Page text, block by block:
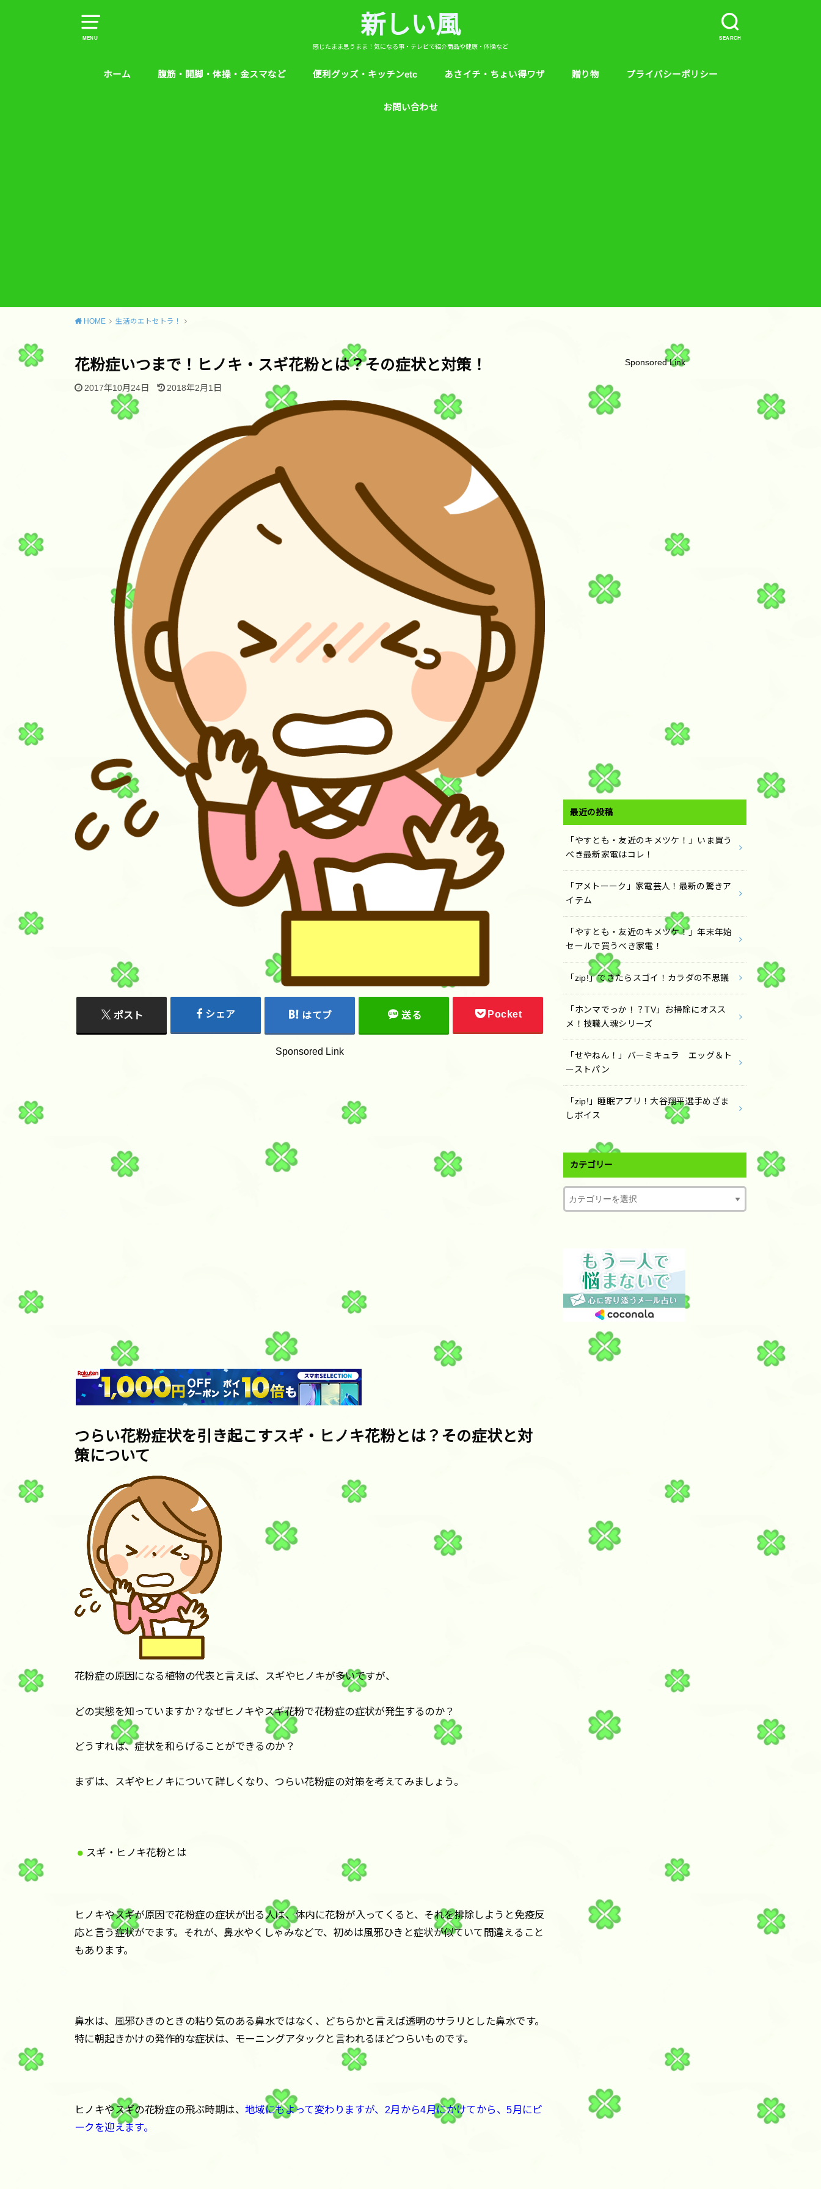
MENU SEARCH
新しい風
感じたまま思うまま！気になる事・テレビで紹介商品や健康・体操など
ホーム 腹筋・開脚・体操・金スマなど 便利グッズ・キッチンetc
芸能人！愛用品・お気に入り
ヒルナンデス！紹介
めざましテレビ紹介
あさイチ・ちょい得ワザ 贈り物 プライバシーポリシー
お問い合わせ
HOME 生活のエトセトラ！
花粉症いつまで！ヒノキ・スギ花粉とは？その症状と対策！
2017年10月24日 2018年2月1日
ポスト シェア はてブ 送る Pocket
Sponsored Link
つらい花粉症状を引き起こすスギ・ヒノキ花粉とは？その症状と対
策について
花粉症の原因になる植物の代表と言えば、スギやヒノキが多いですが、
どの実態を知っていますか？なぜヒノキやスギ花粉で花粉症の症状が発生するのか？
どうすれば、症状を和らげることができるのか？
まずは、スギやヒノキについて詳しくなり、つらい花粉症の対策を考えてみましょう。
スギ・ヒノキ花粉とは
ヒノキやスギが原因で花粉症の症状が出る人は、体内に花粉が入ってくると、それを排除しようと免疫反
応と言う症状がでます。それが、鼻水やくしゃみなどで、初めは風邪ひきと症状が似ていて間違えること
もあります。
鼻水は、風邪ひきのときの粘り気のある鼻水ではなく、どちらかと言えば透明のサラリとした鼻水です。
特に朝起きかけの発作的な症状は、モーニングアタックと言われるほどつらいものです。
ヒノキやスギの花粉症の飛ぶ時期は、地域にもよって変わりますが、2月から4月にかけてから、5月にピ
ークを迎えます。
Sponsored Link
最近の投稿
「やすとも・友近のキメツケ！」いま買う
べき最新家電はコレ！
「アメトーーク」家電芸人！最新の驚きア
イテム
「やすとも・友近のキメツケ！」年末年始
セールで買うべき家電！
「zip!」できたらスゴイ！カラダの不思議
「ホンマでっか！？TV」お掃除にオスス
メ！技職人魂シリーズ
「せやねん！」バーミキュラ エッグ＆ト
ーストパン
「zip!」睡眠アプリ！大谷翔平選手めざま
しボイス
カテゴリー